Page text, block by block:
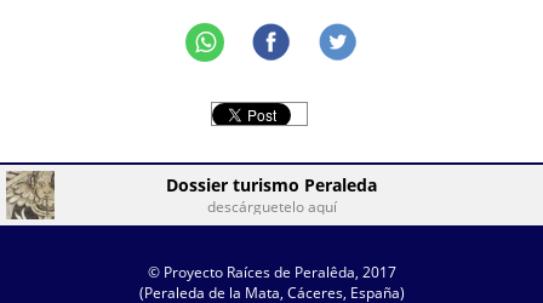
Dossier turismo Peraleda
descárguetelo aquí
© Proyecto Raíces de Peralêda, 2017
(Peraleda de la Mata, Cáceres, España)